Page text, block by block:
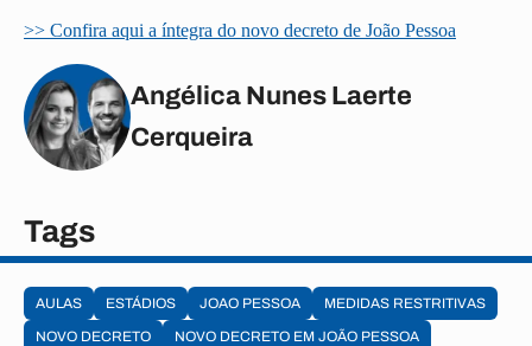
>> Confira aqui a íntegra do novo decreto de João Pessoa
Angélica Nunes Laerte
Cerqueira
Tags
AULAS ESTÁDIOS JOAO PESSOA
MEDIDAS RESTRITIVAS
NOVO DECRETO
NOVO DECRETO EM JOÃO PESSOA